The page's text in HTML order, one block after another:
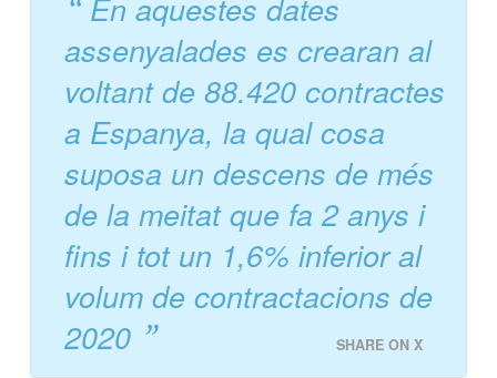
En aquestes dates
assenyalades es crearan al
voltant de 88.420 contractes
a Espanya, la qual cosa
suposa un descens de més
de la meitat que fa 2 anys i
fins i tot un 1,6% inferior al
volum de contractacions de
2020
SHARE ON X